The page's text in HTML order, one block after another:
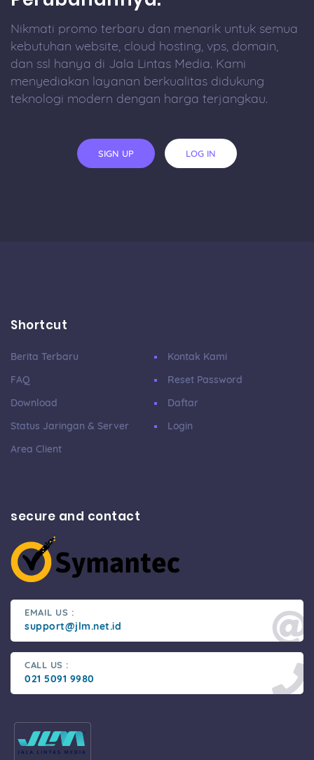
Nikmati promo terbaru dan menarik untuk semua
kebutuhan website, cloud hosting, vps, domain,
dan ssl hanya di Jala Lintas Media. Kami
menyediakan layanan berkualitas didukung
teknologi modern dengan harga terjangkau.
SIGN UP LOG IN
Shortcut
Berita Terbaru
FAQ
Download
Status Jaringan & Server
Area Client
Kontak Kami
Reset Password
Daftar
Login
secure and contact
EMAIL US :
support@jlm.net.id
CALL US :
021 5091 9980